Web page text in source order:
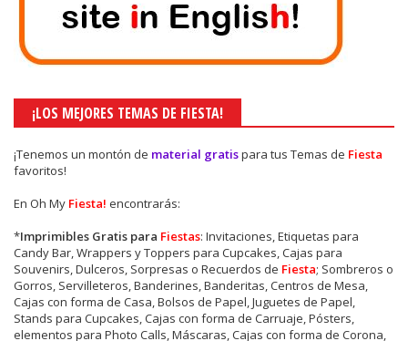
¡LOS MEJORES TEMAS DE FIESTA!
¡Tenemos un montón de material gratispara tus Temas de Fiesta
favoritos!
En Oh My Fiesta! encontrarás:
*Imprimibles Gratis para Fiestas: Invitaciones, Etiquetas para
Candy Bar, Wrappers y Toppers para Cupcakes, Cajas para
Souvenirs, Dulceros, Sorpresas o Recuerdos de Fiesta; Sombreros o
Gorros, Servilleteros, Banderines, Banderitas, Centros de Mesa,
Cajas con forma de Casa, Bolsos de Papel, Juguetes de Papel,
Stands para Cupcakes, Cajas con forma de Carruaje, Pósters,
elementos para Photo Calls, Máscaras, Cajas con forma de Corona,